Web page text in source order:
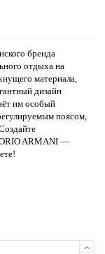
бренда
отдыха на
материала,
дизайн
им особый
поясом,
ARMANI —